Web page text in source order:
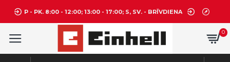
P - PK. 8:00 - 12:00; 13:00 - 17:00; S, SV. - BRĪVDIENA
0